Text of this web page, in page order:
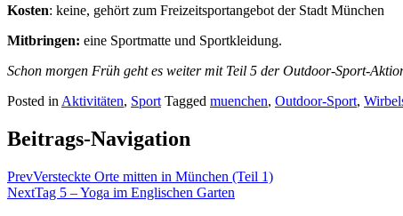
Kosten: keine, gehört zum Freizeitsportangebot der Stadt München
Mitbringen: eine Sportmatte und Sportkleidung.
Schon morgen Früh geht es weiter mit Teil 5 der Outdoor-Sport-
Posted in Aktivitäten, Sport Tagged muenchen, Outdoor-Sport,
Beitrags-Navigation
PrevVersteckte Orte mitten in München (Teil 1)
NextTag 5 – Yoga im Englischen Garten